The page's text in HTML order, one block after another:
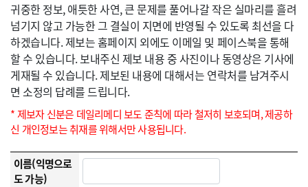
귀중한 정보, 애틋한 사연, 큰 문제를 풀어나갈 작은 실마리를 흘려
넘기지 않고 가능한 그 결실이 지면에 반영될 수 있도록 최선을 다
하겠습니다. 제보는 홈페이지 외에도 이메일 및 페이스북을 통해
할 수 있습니다. 보내주신 제보 내용 중 사진이나 동영상은 기사에
게재될 수 있습니다. 제보된 내용에 대해서는 연락처를 남겨주시
면 소정의 답례를 드립니다.
* 제보자 신분은 데일리메디 보도 준칙에 따라 철저히 보호되며, 제공하
신 개인정보는 취재를 위해서만 사용됩니다.
이름(익명으로
도 가능)